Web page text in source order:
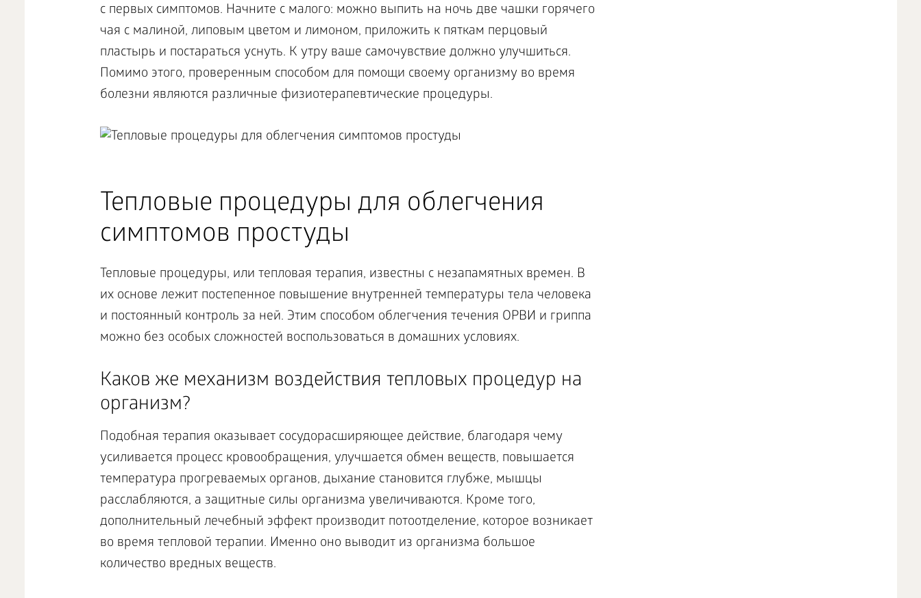
с первых симптомов. Начните с малого: можно выпить на ночь две чашки горячего
чая с малиной, липовым цветом и лимоном, приложить к пяткам перцовый
пластырь и постараться уснуть. К утру ваше самочувствие должно улучшиться.
Помимо этого, проверенным способом для помощи своему организму во время
болезни являются различные физиотерапевтические процедуры.
Тепловые процедуры для облегчения
симптомов простуды
Тепловые процедуры, или тепловая терапия, известны с незапамятных времен. В
их основе лежит постепенное повышение внутренней температуры тела человека
и постоянный контроль за ней. Этим способом облегчения течения ОРВИ и гриппа
можно без особых сложностей воспользоваться в домашних условиях.
Каков же механизм воздействия тепловых процедур на
организм?
Подобная терапия оказывает сосудорасширяющее действие, благодаря чему
усиливается процесс кровообращения, улучшается обмен веществ, повышается
температура прогреваемых органов, дыхание становится глубже, мышцы
расслабляются, а защитные силы организма увеличиваются. Кроме того,
дополнительный лечебный эффект производит потоотделение, которое возникает
во время тепловой терапии. Именно оно выводит из организма большое
количество вредных веществ.